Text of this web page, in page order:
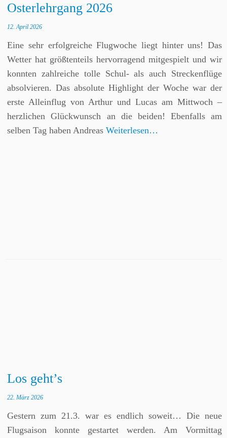
Osterlehrgang 2026
12. April 2026
Eine sehr erfolgreiche Flugwoche liegt hinter uns! Das
Wetter hat größtenteils hervorragend mitgespielt und wir
konnten zahlreiche tolle Schul- als auch Streckenflüge
absolvieren. Das absolute Highlight der Woche war der
erste Alleinflug von Arthur und Lucas am Mittwoch –
herzlichen Glückwunsch an die beiden! Ebenfalls am
selben Tag haben AndreasWeiterlesen…
Los geht’s
22. März 2026
Gestern zum 21.3. war es endlich soweit… Die neue
Flugsaison konnte gestartet werden. Am Vormittag